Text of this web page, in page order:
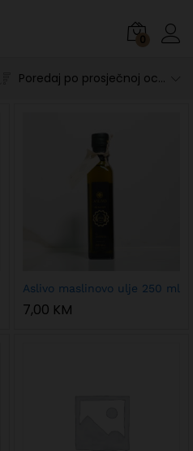
0
Poredaj po prosječnoj ocjeni
Aslivo maslinovo ulje 250 ml
7,00 KM